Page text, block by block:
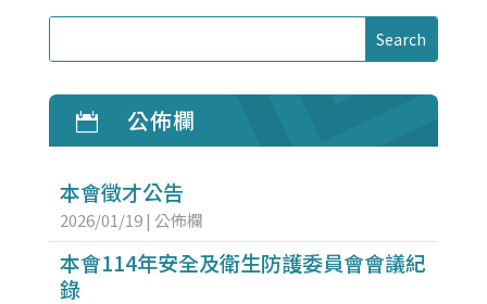
播
 公佈欄
本會徵才公告
2026/01/19| 公佈欄
本會114年安全及衛生防護委員會會議紀
錄